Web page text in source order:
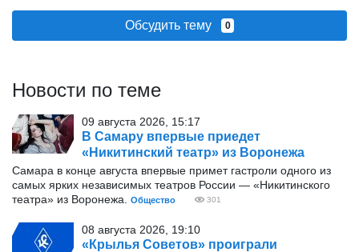
Обсудить тему 0
Новости по теме
09 августа 2026, 15:17
В Самару впервые приедет
«Никитинский театр» из Воронежа
Самара в конце августа впервые примет гастроли одного из
самых ярких независимых театров России — «Никитинского
театра» из Воронежа.
Общество 301
08 августа 2026, 19:10
«Крылья Советов» проиграли